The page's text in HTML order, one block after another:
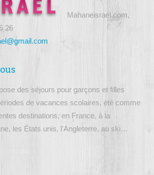
Mahaneisrael.com,
26
des séjours pour garçons et filles
de vacances scolaires, été comme
destinations, en France, à la
les États unis, l'Angleterre, au ski…